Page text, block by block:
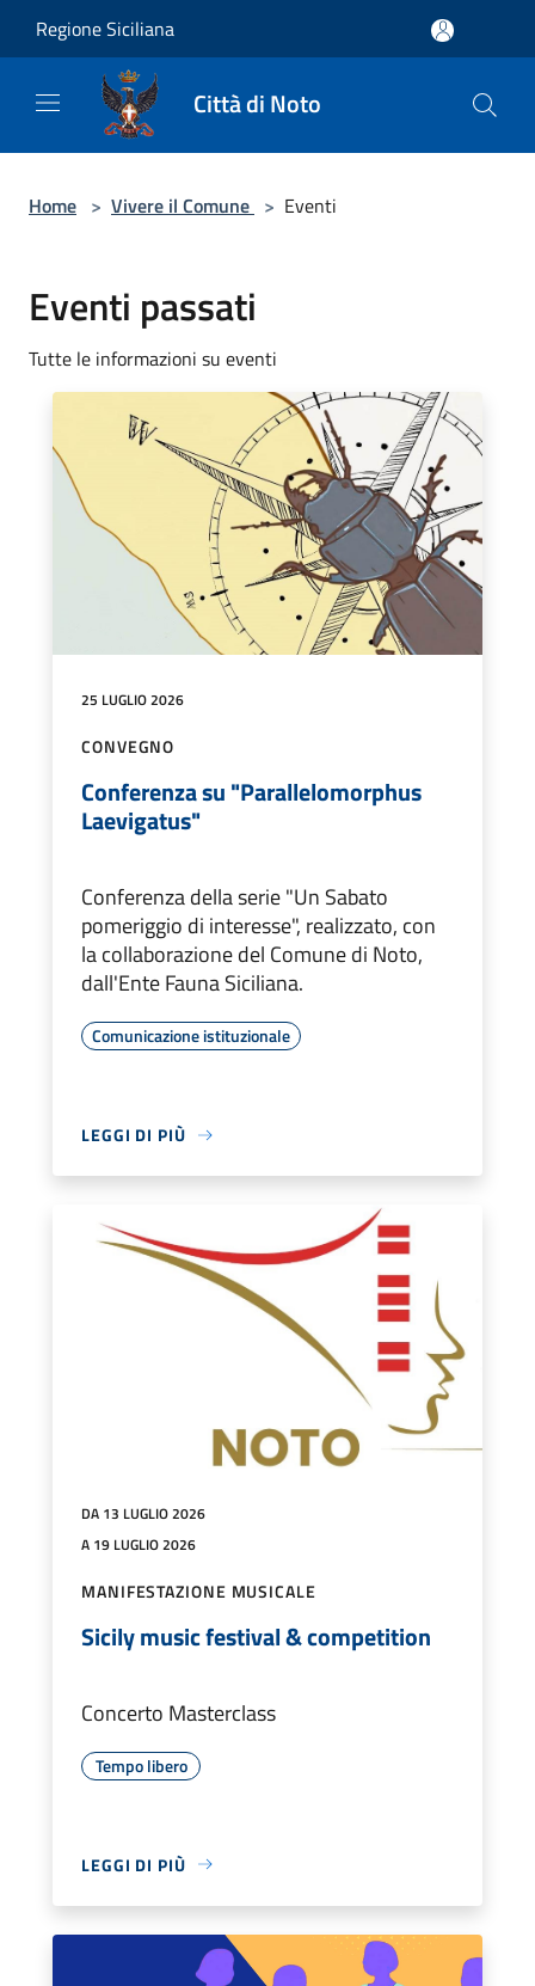
Regione Siciliana
Città di Noto
Home > Vivere il Comune > Eventi
Eventi passati
Tutte le informazioni su eventi
25 LUGLIO 2026
CONVEGNO
Conferenza su "Parallelomorphus
Laevigatus"
Conferenza della serie "Un Sabato
pomeriggio di interesse", realizzato, con
la collaborazione del Comune di Noto,
dall'Ente Fauna Siciliana.
Comunicazione istituzionale
LEGGI DI PIÙ
DA 13 LUGLIO 2026
A 19 LUGLIO 2026
MANIFESTAZIONE MUSICALE
Sicily music festival & competition
Concerto Masterclass
Tempo libero
LEGGI DI PIÙ